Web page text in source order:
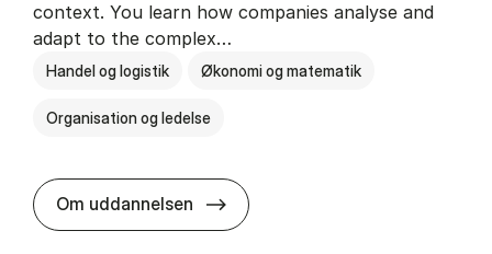
context. You learn how companies analyse and
adapt to the complex…
Handel og logistik Økonomi og matematik
Organisation og ledelse
Om uddannelsen BSc in In­ter­na­tion­al Busi­ness